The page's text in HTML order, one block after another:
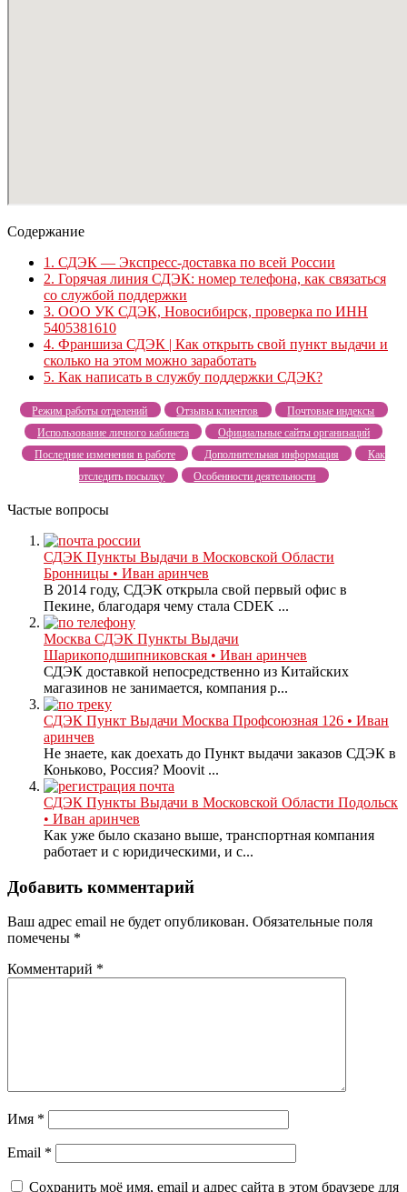
Содержание
1. СДЭК — Экспресс-доставка по всей России
2. Горячая линия СДЭК: номер телефона, как связаться
со службой поддержки
3. ООО УК СДЭК, Новосибирск, проверка по ИНН
5405381610
4. Франшиза СДЭК | Как открыть свой пункт выдачи и
сколько на этом можно заработать
5. Как написать в службу поддержки СДЭК?
Режим работы отделений Отзывы клиентов
Почтовые индексы
Использование личного кабинета
Официальные сайты организаций
Последние изменения в работе
Дополнительная информация
Как
отследить посылку
Особенности деятельности
Частые вопросы
СДЭК Пункты Выдачи в Московской Области
Бронницы • Иван аринчев
В 2014 году, СДЭК открыла свой первый офис в
Пекине, благодаря чему стала CDEK ...
Москва СДЭК Пункты Выдачи
Шарикоподшипниковская • Иван аринчев
СДЭК доставкой непосредственно из Китайских
магазинов не занимается, компания р...
СДЭК Пункт Выдачи Москва Профсоюзная 126 • Иван
аринчев
Не знаете, как доехать до Пункт выдачи заказов СДЭК в
Коньково, Россия? Moovit ...
СДЭК Пункты Выдачи в Московской Области Подольск
• Иван аринчев
Как уже было сказано выше, транспортная компания
работает и с юридическими, и с...
Добавить комментарий
Ваш адрес email не будет опубликован. Обязательные поля
помечены *
Комментарий *
Имя *
Email *
Сохранить моё имя, email и адрес сайта в этом браузере для